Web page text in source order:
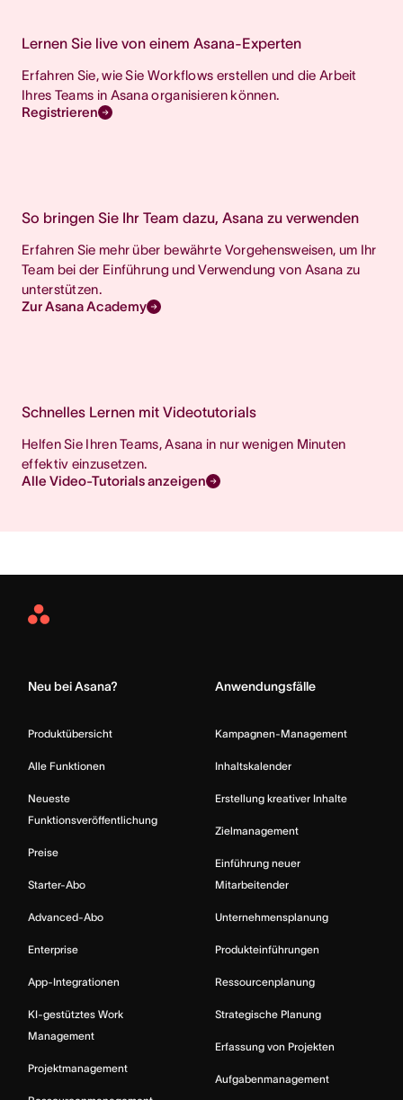
Lernen Sie live von einem Asana-Experten
Erfahren Sie, wie Sie Workflows erstellen und die Arbeit
Ihres Teams in Asana organisieren können.
Registrieren
So bringen Sie Ihr Team dazu, Asana zu verwenden
Erfahren Sie mehr über bewährte Vorgehensweisen, um Ihr
Team bei der Einführung und Verwendung von Asana zu
unterstützen.
Zur Asana Academy
Schnelles Lernen mit Videotutorials
Helfen Sie Ihren Teams, Asana in nur wenigen Minuten
effektiv einzusetzen.
Alle Video-Tutorials anzeigen
Asana
Neu bei Asana?
Produktübersicht
Alle Funktionen
Neueste
Funktionsveröffentlichung
Preise
Starter-Abo
Advanced-Abo
Enterprise
App-Integrationen
KI-gestütztes Work
Management
Projektmanagement
Anwendungsfälle
Kampagnen-Management
Inhaltskalender
Erstellung kreativer Inhalte
Zielmanagement
Einführung neuer
Mitarbeitender
Unternehmensplanung
Produkteinführungen
Ressourcenplanung
Strategische Planung
Erfassung von Projekten
Aufgabenmanagement